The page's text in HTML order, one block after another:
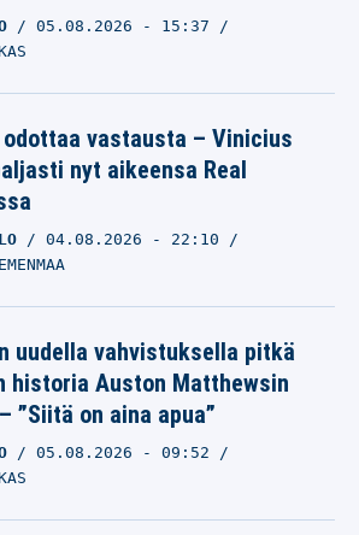
18.08.2025
- 08:08
kehuja: ”Ei ole montaa
pelaajaa”
12.08.2025- 13:22
NICO OKSANEN
05.08.2026 - 15:37
vastausta – Vinicius
nyt aikeensa Real
04.08.2026 - 22:10
uudella vahvistuksella pitkä
historia Auston Matthewsin
”Siitä on aina apua”
05.08.2026 - 09:52